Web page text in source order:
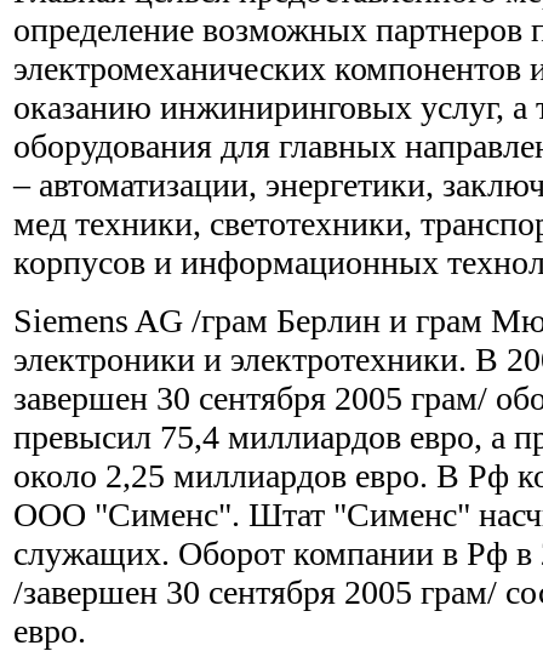
определение возможных партнеров
электромеханических компонентов
оказанию инжиниринговых услуг, а
оборудования для главных
– автоматизации, энергетики,
мед техники, светотехники,
корпусов и информационных
Siemens AG /грам Берлин и грам
электроники и электротехники. В
завершен 30 сентября 2005 грам/
превысил 75,4 миллиардов евро, а
около 2,25 миллиардов евро. В Рф
ООО "Сименс". Штат "Сименс"
служащих. Оборот компании в Рф в
/завершен 30 сентября 2005 грам/
евро.